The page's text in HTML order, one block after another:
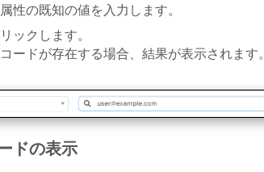
性の既知の値を入力します。
ックします。
ードが存在する場合、結果が表示されます。
ドの表示